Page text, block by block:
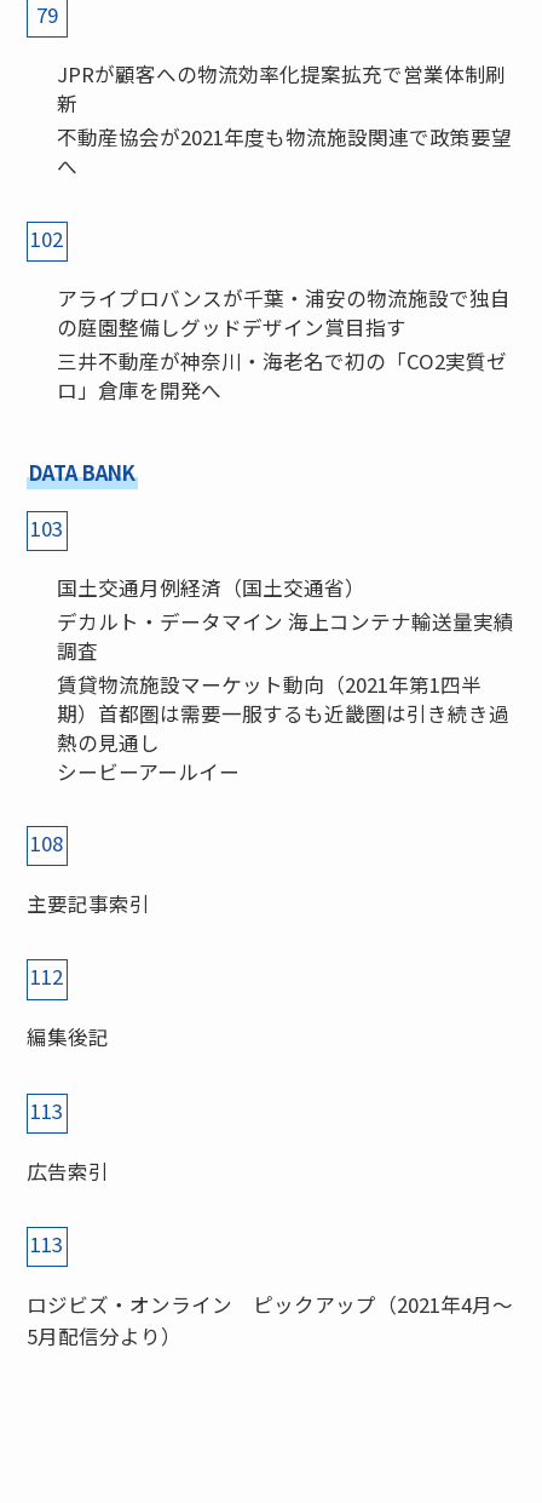
79
JPRが顧客への物流効率化提案拡充で営業体制刷
新
不動産協会が2021年度も物流施設関連で政策要望
へ
102
アライプロバンスが千葉・浦安の物流施設で独自
の庭園整備しグッドデザイン賞目指す
三井不動産が神奈川・海老名で初の「CO2実質ゼ
ロ」倉庫を開発へ
DATA BANK
103
国土交通月例経済（国土交通省）
デカルト・データマイン 海上コンテナ輸送量実績
調査
賃貸物流施設マーケット動向（2021年第1四半
期）首都圏は需要一服するも近畿圏は引き続き過
熱の見通し
シービーアールイー
108
主要記事索引
112
編集後記
113
広告索引
113
ロジビズ・オンライン ピックアップ（2021年4月～
5月配信分より）